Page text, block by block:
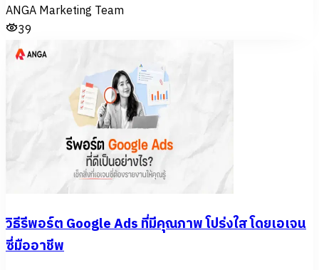
ANGA Marketing Team
39
วิธีรีพอร์ต Google Ads ที่มีคุณภาพ โปร่งใส โดยเอเจน
ซี่มืออาชีพ